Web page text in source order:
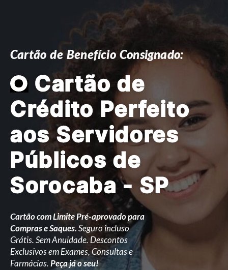
Cartão de Benefício Consignado:
O Cartão de
Crédito Perfeito
aos Servidores
Públicos de
Sorocaba - SP
Cartão com Limite Pré-aprovado para
Compras e Saques.Seguro incluso
Grátis. Sem Anuidade. Descontos
Exclusivos em Exames, Consultas e
Farmácias.Peça já o seu!